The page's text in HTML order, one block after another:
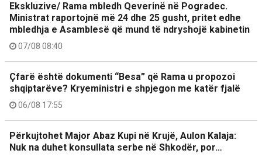
Ekskluzive/ Rama mbledh Qeverinë në Pogradec.
Ministrat raportojnë më 24 dhe 25 gusht, pritet edhe
mbledhja e Asamblesë që mund të ndryshojë kabinetin
07/08 08:40
Çfarë është dokumenti “Besa” që Rama u propozoi
shqiptarëve? Kryeministri e shpjegon me katër fjalë
06/08 17:55
Përkujtohet Major Abaz Kupi në Krujë, Aulon Kalaja:
Nuk na duhet konsullata serbe në Shkodër, por…